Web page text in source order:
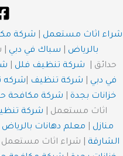
شراء اثاث مستعمل شركة
بالرياض
سباك في دبي |
حدائق | شركة تنظيف فلل
في دبي
شركة تنظيف شركه
خزانات بجدة
شركة مكافحة
اثاث مستعمل | شركة
منازل
معلم دهانات بالرياض
الشارقة | شراء اثاث مستعمل